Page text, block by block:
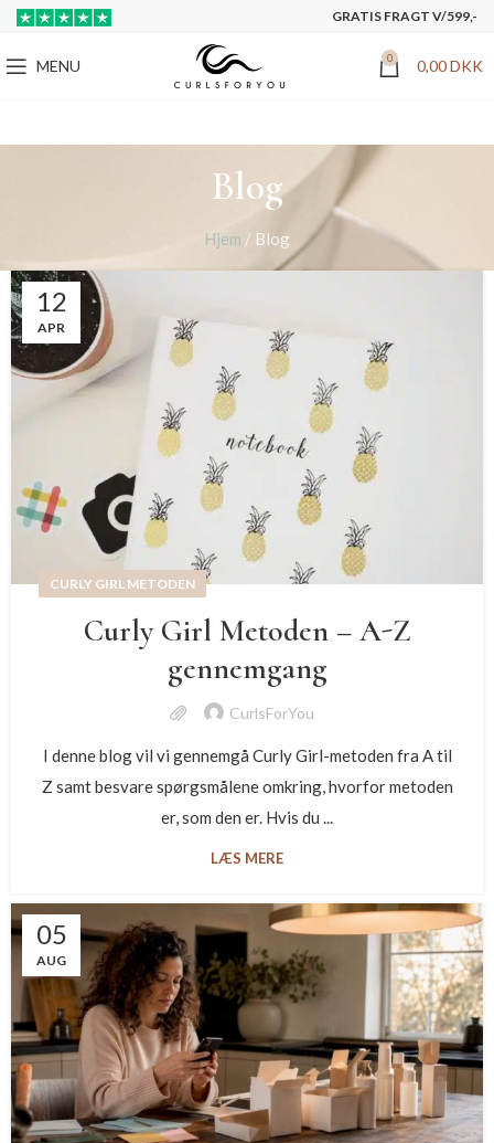
GRATIS FRAGT V/599,-
MENU 0 0,00DKK
Blog
Hjem / Blog
12
APR
CURLY GIRL METODEN
Curly Girl Metoden – A-Z
gennemgang
CurlsForYou
I denne blog vil vi gennemgå Curly Girl-metoden fra A til
Z samt besvare spørgsmålene omkring, hvorfor metoden
er, som den er. Hvis du ...
LÆS MERE
05
AUG